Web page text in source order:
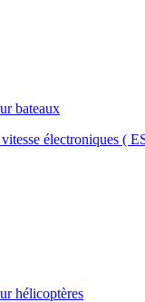
bateaux
électroniques (
hélicoptères